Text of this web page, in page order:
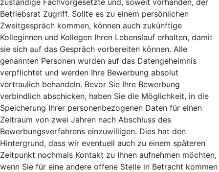
zuständige Fachvorgesetzte und, soweit vorhanden, der
Betriebsrat Zugriff. Sollte es zu einem persönlichen
Zweitgespräch kommen, können auch zukünftige
Kolleginnen und Kollegen Ihren Lebenslauf erhalten, damit
sie sich auf das Gespräch vorbereiten können. Alle
genannten Personen wurden auf das Datengeheimnis
verpflichtet und werden Ihre Bewerbung absolut
vertraulich behandeln. Bevor Sie Ihre Bewerbung
verbindlich abschicken, haben Sie die Möglichkeit, in die
Speicherung Ihrer personenbezogenen Daten für einen
Zeitraum von zwei Jahren nach Abschluss des
Bewerbungsverfahrens einzuwilligen. Dies hat den
Hintergrund, dass wir eventuell auch zu einem späteren
Zeitpunkt nochmals Kontakt zu Ihnen aufnehmen möchten,
wenn Sie für eine andere offene Stelle in Betracht kommen